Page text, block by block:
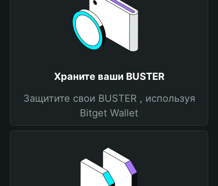
Храните ваши BUSTER
Защитите свои BUSTER , используя
Bitget Wallet